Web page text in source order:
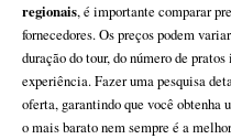
regionais, é importante comparar
fornecedores. Os preços podem
duração do tour, do número de
experiência. Fazer uma pesquisa
oferta, garantindo que você obtenha
o mais barato nem sempre é a